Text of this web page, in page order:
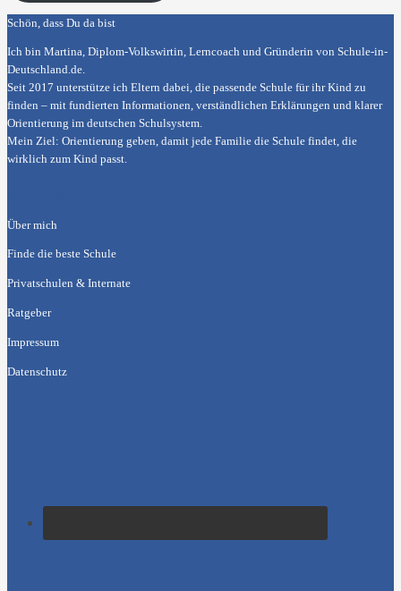
Schön, dass Du da bist
Ich bin Martina, Diplom-Volkswirtin, Lerncoach und Gründerin von Schule-in-
Deutschland.de.
Seit 2017 unterstütze ich Eltern dabei, die passende Schule für ihr Kind zu
finden – mit fundierten Informationen, verständlichen Erklärungen und klarer
Orientierung im deutschen Schulsystem.
Mein Ziel: Orientierung geben, damit jede Familie die Schule findet, die
wirklich zum Kind passt.
Über mich
Finde die beste Schule
Privatschulen & Internate
Ratgeber
Impressum
Datenschutz